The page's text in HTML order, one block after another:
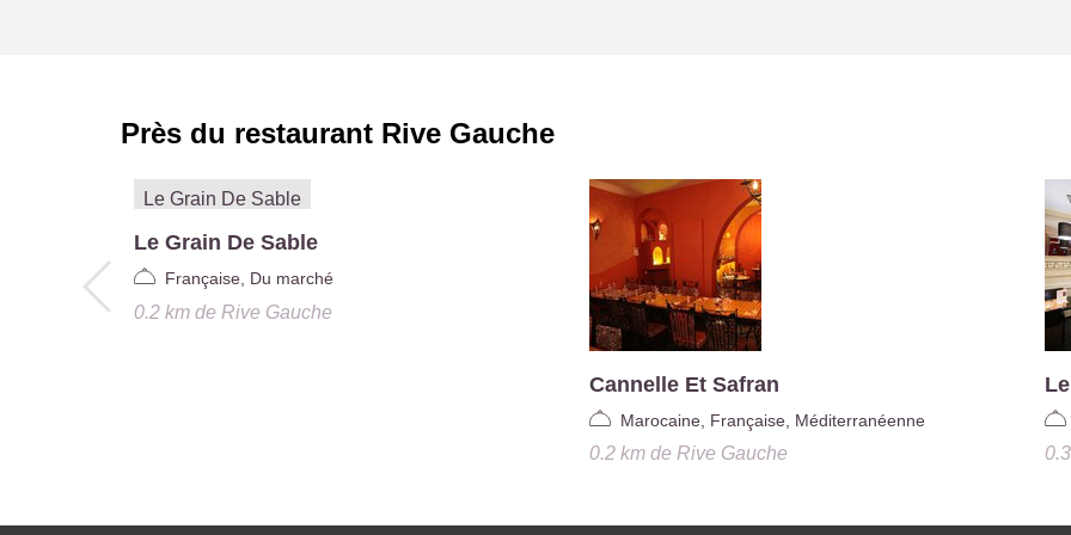
Près du restaurant Rive Gauche
Le Grain De Sable
Française, Du marché
0.2 kmde Rive Gauche
Cannelle Et Safran
Marocaine, Française, Méditerranéenne
0.2 kmde Rive Gauche